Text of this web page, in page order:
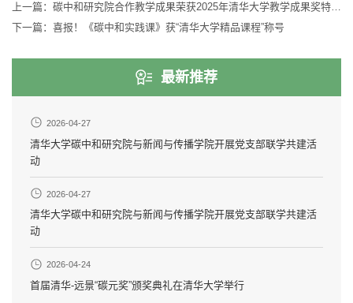
上一篇： 碳中和研究院合作教学成果荣获2025年清华大学教学成果奖特等奖
下一篇： 喜报！《碳中和实践课》获“清华大学精品课程”称号
最新推荐
2026-04-27
清华大学碳中和研究院与新闻与传播学院开展党支部联学共建活
动
2026-04-27
清华大学碳中和研究院与新闻与传播学院开展党支部联学共建活
动
2026-04-24
首届清华-远景“碳元奖”颁奖典礼在清华大学举行